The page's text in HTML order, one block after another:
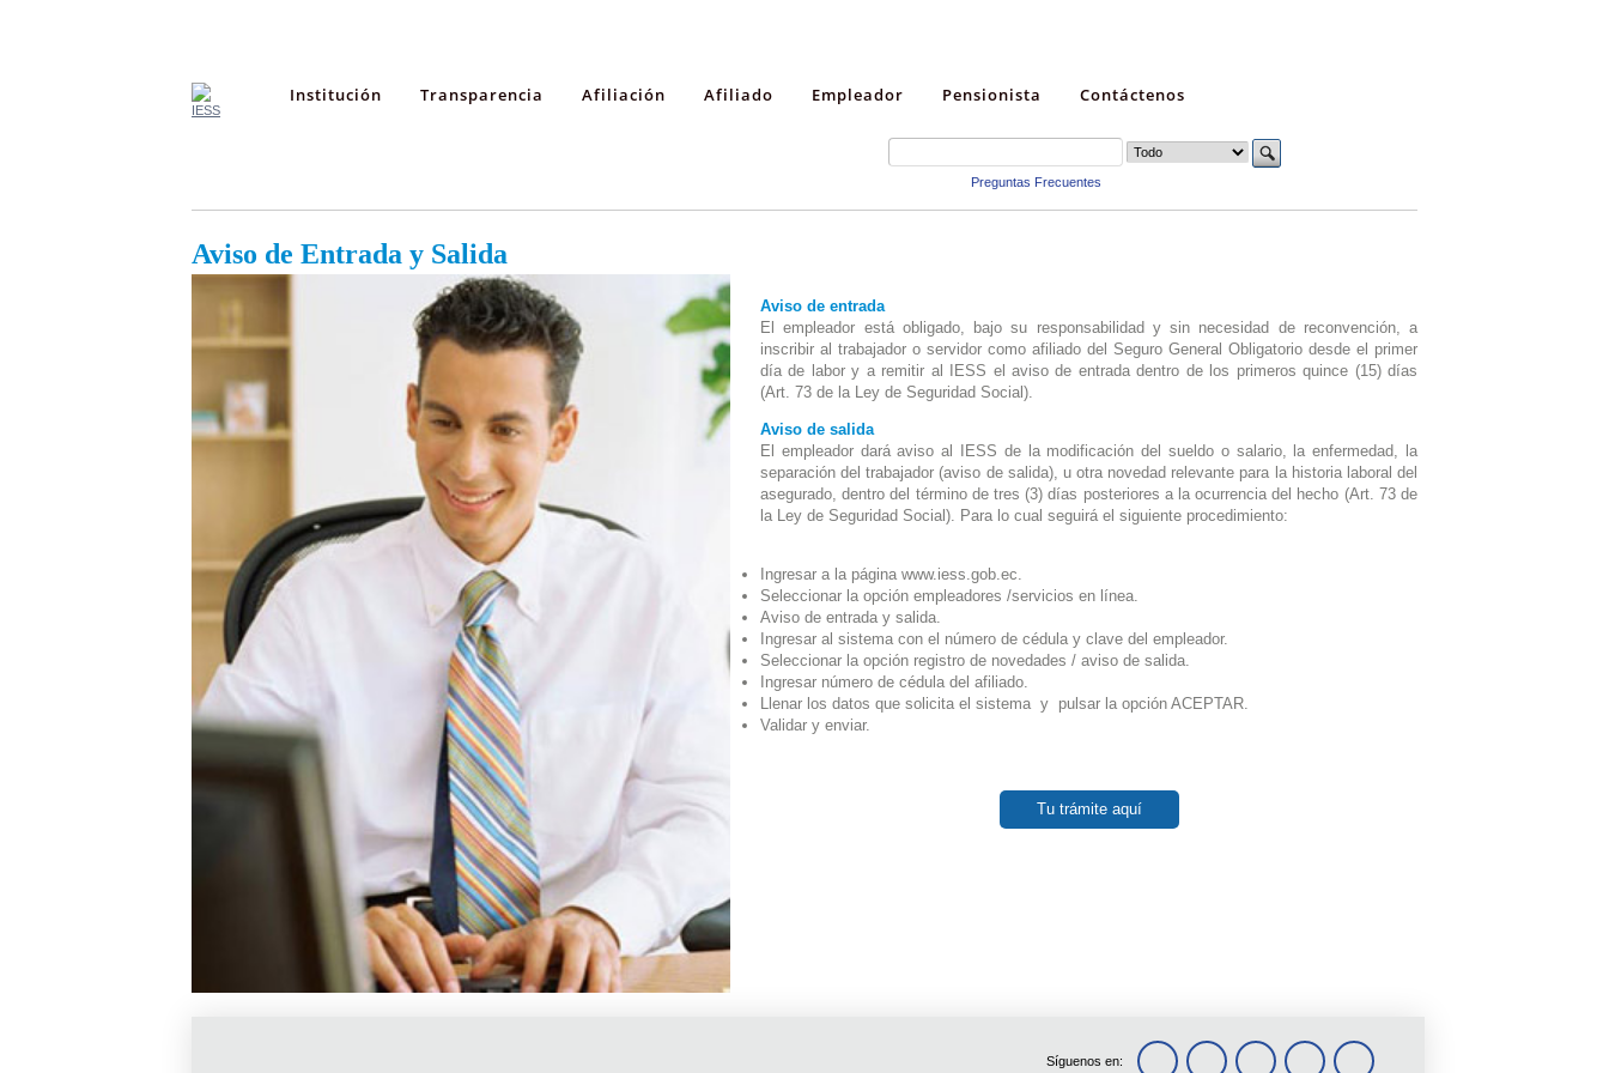
Institución Transparencia Afiliación Afiliado Empleador Pensionista Contáctenos
Preguntas Frecuentes
Aviso de Entrada y Salida
Aviso de entrada
El empleador está obligado, bajo su responsabilidad y sin necesidad de reconvención, a
inscribir al trabajador o servidor como afiliado del Seguro General Obligatorio desde el primer
día de labor y a remitir al IESS el aviso de entrada dentro de los primeros quince (15) días
(Art. 73 de la Ley de Seguridad Social).
Aviso de salida
El empleador dará aviso al IESS de la modificación del sueldo o salario, la enfermedad, la
separación del trabajador (aviso de salida), u otra novedad relevante para la historia laboral del
asegurado, dentro del término de tres (3) días posteriores a la ocurrencia del hecho (Art. 73 de
la Ley de Seguridad Social). Para lo cual seguirá el siguiente procedimiento:
Ingresar a la página www.iess.gob.ec.
Seleccionar la opción empleadores /servicios en línea.
Aviso de entrada y salida.
Ingresar al sistema con el número de cédula y clave del empleador.
Seleccionar la opción registro de novedades / aviso de salida.
Ingresar número de cédula del afiliado.
Llenar los datos que solicita el sistema y pulsar la opción ACEPTAR.
Validar y enviar.
Tu trámite aquí
Síguenos en: